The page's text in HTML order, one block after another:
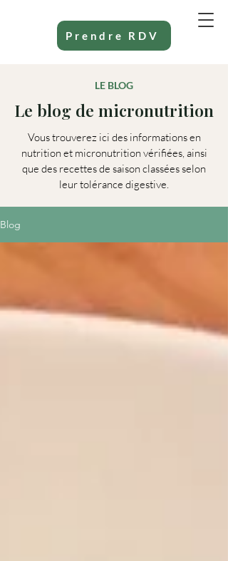
Prendre RDV
LE BLOG
Le blog de micronutrition
Vous trouverez ici des informations en
nutrition et micronutrition vérifiées, ainsi
que des recettes de saison classées selon
leur tolérance digestive.
Blog